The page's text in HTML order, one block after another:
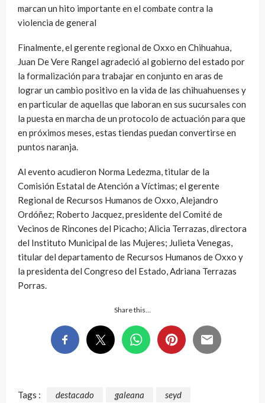
marcan un hito importante en el combate contra la
violencia de general
Finalmente, el gerente regional de Oxxo en Chihuahua,
Juan De Vere Rangel agradeció al gobierno del estado por
la formalización para trabajar en conjunto en aras de
lograr un cambio positivo en la vida de las chihuahuenses y
en particular de aquellas que laboran en sus sucursales con
la puesta en marcha de un protocolo de actuación para que
en próximos meses, estas tiendas puedan convertirse en
puntos naranja.
Al evento acudieron Norma Ledezma, titular de la
Comisión Estatal de Atención a Víctimas; el gerente
Regional de Recursos Humanos de Oxxo, Alejandro
Ordóñez; Roberto Jacquez, presidente del Comité de
Vecinos de Rincones del Picacho; Alicia Terrazas, directora
del Instituto Municipal de las Mujeres; Julieta Venegas,
titular del departamento de Recursos Humanos de Oxxo y
la presidenta del Congreso del Estado, Adriana Terrazas
Porras.
Share this…
Tags : destacado galeana
seyd